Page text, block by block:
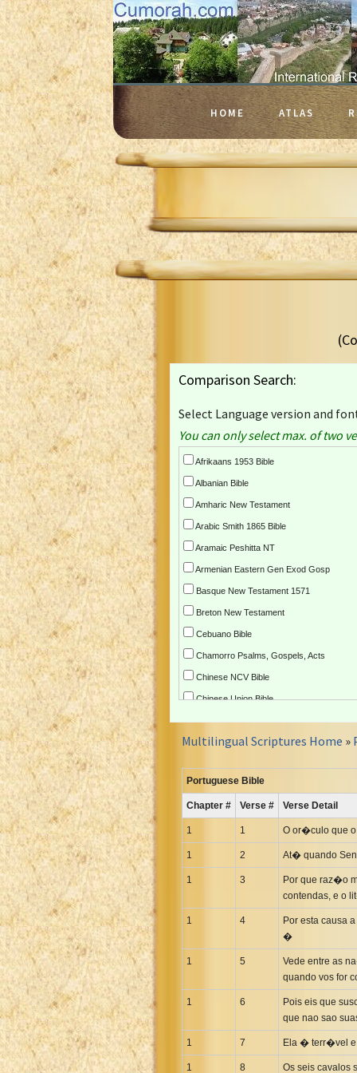
HOME ATLAS
Comparison Search:
Select Language version and
You can only select max. of two
Afrikaans 1953 Bible
Albanian Bible
Amharic New Testament
Arabic Smith 1865 Bible
Aramaic Peshitta NT
Armenian Eastern Gen Exod Gosp
Basque New Testament 1571
Breton New Testament
Cebuano Bible
Chamorro Psalms, Gospels, Acts
Chinese NCV Bible
Chinese Union Bible
Czech Kralicka Bible
Dutch Staten Vertaling Bible
Eng. KJV&Book of Mormon
English YLT 1898 Bible
Estonian Genesis New Testament
Finnish 1776 Bible
French Louis Segond Bible
Gaelic (Manx) Selections
Georgian Gospels Acts James
German Luther 1912 Bible
Gothic NT AmbrosianusA Partial
Greek Modern Bible
Multilingual Scriptures Home »
Portuguese Bible
Chapter # Verse # Verse Detail
1 1 O or�culo que
1 2 At� quando
1 3
Por que raz�o
contendas, e o
1 4
Por esta causa
�
1 5
Vede entre as
quando vos for
1 6
Pois eis que
que nao sao
1 7 Ela � terr�vel e
1 8
Os seis cavalos